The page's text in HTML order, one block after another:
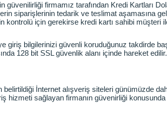
firmamız tarafından Kredi Kartları
siparişlerinin tedarik ve teslimat aşamasına
kontrolü için gerekirse kredi kartı sahibi müşteri
bilgilerinizi güvenli koruduğunuz takdirde
128 bit SSL güvenlik alanı içinde hareket
İnternet alışveriş siteleri günümüzde
hizmeti sağlayan firmanın güvenirliği konusunda